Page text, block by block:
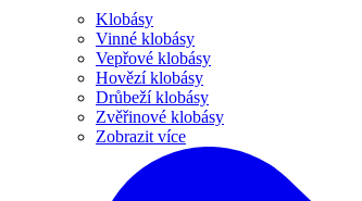
Klobásy
Vinné klobásy
Vepřové klobásy
Hovězí klobásy
Drůbeží klobásy
Zvěřinové klobásy
Zobrazit více